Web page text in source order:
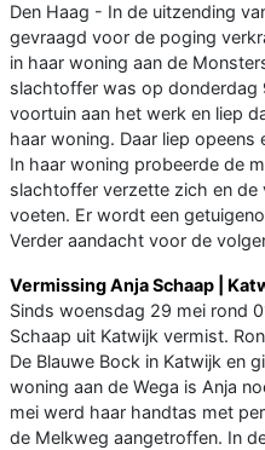
Den Haag - In de uitzending
gevraagd voor de poging
in haar woning aan de
slachtoffer was op donderdag
voortuin aan het werk en liep
haar woning. Daar liep opeens
In haar woning probeerde de
slachtoffer verzette zich en
voeten. Er wordt een
Verder aandacht voor de
Vermissing Anja Schaap |
Sinds woensdag 29 mei rond
Schaap uit Katwijk vermist.
De Blauwe Bock in Katwijk en
woning aan de Wega is Anja
mei werd haar handtas met
de Melkweg aangetroffen. In